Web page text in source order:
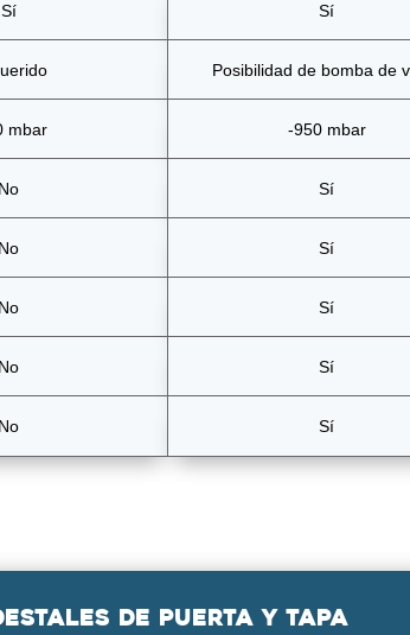
Sí
mbar
No
No
No
No
No
Sí
Posibilidad de bomba de
-950 mbar
Sí
Sí
Sí
Sí
Sí
de puerta y tapa